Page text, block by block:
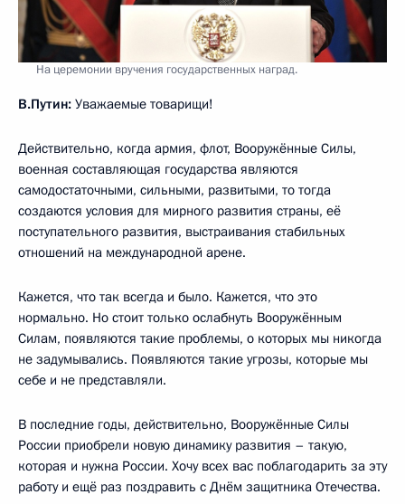
На церемонии вручения государственных наград.
В.Путин: Уважаемые товарищи!
Действительно, когда армия, флот, Вооружённые Силы,
военная составляющая государства являются
самодостаточными, сильными, развитыми, то тогда
создаются условия для мирного развития страны, её
поступательного развития, выстраивания стабильных
отношений на международной арене.
Кажется, что так всегда и было. Кажется, что это
нормально. Но стоит только ослабнуть Вооружённым
Силам, появляются такие проблемы, о которых мы никогда
не задумывались. Появляются такие угрозы, которые мы
себе и не представляли.
В последние годы, действительно, Вооружённые Силы
России приобрели новую динамику развития – такую,
которая и нужна России. Хочу всех вас поблагодарить за эту
работу и ещё раз поздравить с Днём защитника Отечества.